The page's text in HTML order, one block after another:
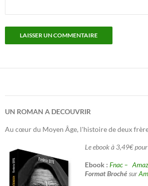
UN ROMAN A DECOUVRIR
Au cœur du Moyen Âge, l'histoire de deux
Le ebook à 3,49€
Ebook : Fnac –
Format Brochésur